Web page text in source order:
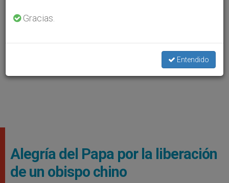
Alegría del Papa por la liberación
de un obispo chino
Gracias.
Entendido